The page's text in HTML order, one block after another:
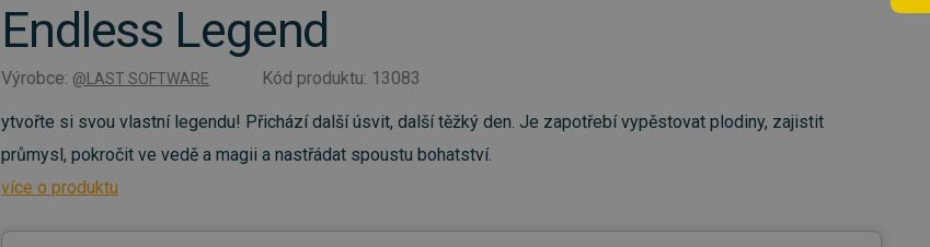
Endless Legend
Výrobce: @LAST SOFTWARE Kód produktu: 13083
ytvořte si svou vlastní legendu! Přichází další úsvit, další těžký den. Je zapotřebí vypěstovat plodiny, zajistit
průmysl, pokročit ve vedě a magii a nastřádat spoustu bohatství.
více o produktu